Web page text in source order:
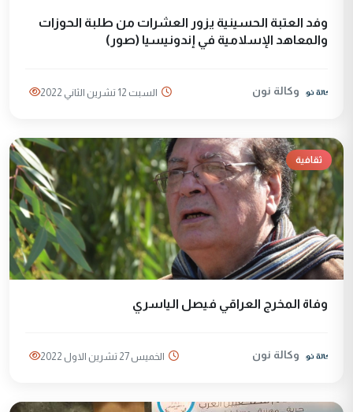
وفد العتبة الحسينية يزور العشرات من طلبة الحوزات
والمعاهد الإسلامية في إندونيسيا (صور)
وكالة نون السبت 12 تشرين الثاني 2022
ثقافية
وفاة المخرج العراقي فيصل الياسري
وكالة نون الخميس 27 تشرين الاول 2022